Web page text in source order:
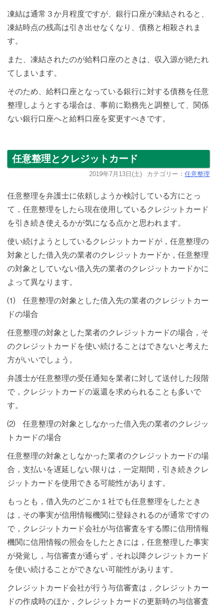
凍結は通常３か月程度ですが、銀行口座が凍結されると、
凍結時点の残高は引き出せなくなり、債務と相殺されま
す。
また、凍結されたのが給料口座のときは、収入源が絶たれ
てしまいます。
そのため、給料口座となっている銀行に対する債務を任意
整理しようとする場合は、事前に勤務先と調整して、関係
ない銀行口座へと給料口座を変更すべきです。
任意整理とクレジットカード
2019年7月13日(土) カテゴリー： 任意整理
任意整理を弁護士に依頼しようか検討している方にとっ
て，任意整理をしたら現在使用しているクレジットカード
を引き続き使えるかが気になる点かと思われます。
使い続けようとしているクレジットカードが，任意整理の
対象とした借入先の業者のクレジットカードか，任意整理
の対象としていない借入先の業者のクレジットカードかに
よって異なります。
⑴ 任意整理の対象とした借入先の業者のクレジットカー
ドの場合
任意整理の対象とした業者のクレジットカードの場合，そ
のクレジットカードを使い続けることはできないと考えた
方がいいでしょう。
弁護士が任意整理の受任通知を業者に対して送付した段階
で，クレジットカードの返還を求められることも多いで
す。
⑵ 任意整理の対象としなかった借入先の業者のクレジッ
トカードの場合
任意整理の対象としなかった業者のクレジットカードの場
合，支払いを遅延しない限りは，一定期間，引き続きクレ
ジットカードを使用できる可能性があります。
もっとも，借入先のどこか１社でも任意整理をしたとき
は，その事実が信用情報機関に登録されるのが通常ですの
で，クレジットカード会社が与信審査をする際に信用情報
機関に信用情報の照会をしたときには，任意整理した事実
が発覚し，与信審査が通らず，それ以降クレジットカード
を使い続けることができない可能性があります。
クレジットカード会社が行う与信審査は，クレジットカー
ドの作成時のほか，クレジットカードの更新時の与信審査